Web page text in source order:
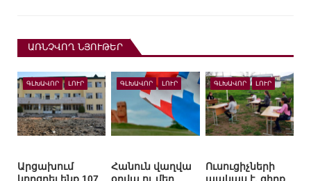
ԱՌՆՉՎՈՂ ՆՅՈՒԹԵՐ
ԳԼԽԱՎՈՐ ԼՈՒՐ
Արցախում
ԳԼԽԱՎՈՐ ԼՈՒՐ
Հանուն վաղվա
ԳԼԽԱՎՈՐ ԼՈՒՐ
Ուսուցիչների